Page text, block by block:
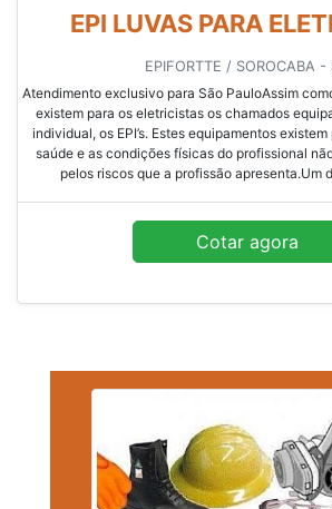
EPI LUVAS PARA
EPIFORTTE / SOROCABA -
Atendimento exclusivo para São PauloAssim
existem para os eletricistas os chamados
individual, os EPI’s. Estes equipamentos
saúde e as condições físicas do profissional
pelos riscos que a profissão apresenta.Um
Cotar agora